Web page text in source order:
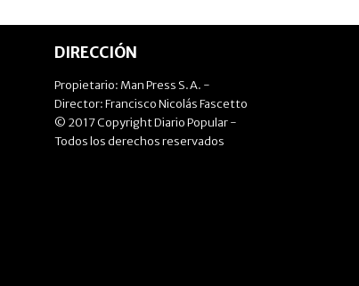
DIRECCIÓN
Propietario: Man Press S.A. -
Director: Francisco Nicolás Fascetto
© 2017 Copyright Diario Popular -
Todos los derechos reservados